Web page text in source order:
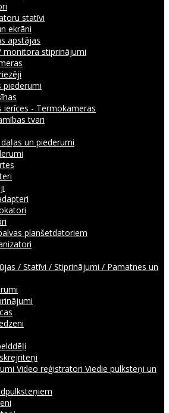
statīvi
ekrāni
apstājas
monitora stiprinājumi
piederumi
ierīces - Termokameras
tvari
un piederumi
planšetdatoriem
/ Statīvi / Stiprinājumi / Pamatnes un
Video reģistratori Viedie pulksteņi un